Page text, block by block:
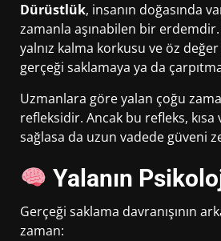
Dürüstlük, insanın doğasında
zamanla aşınabilen bir
yalnız kalma korkusu ve öz değer
gerçeği saklamaya ya da
Uzmanlara göre yalan çoğu
refleksidir. Ancak bu refleks,
sağlasa da uzun vadede güveni
Yalanın
Gerçeği saklama davranışının
zaman: